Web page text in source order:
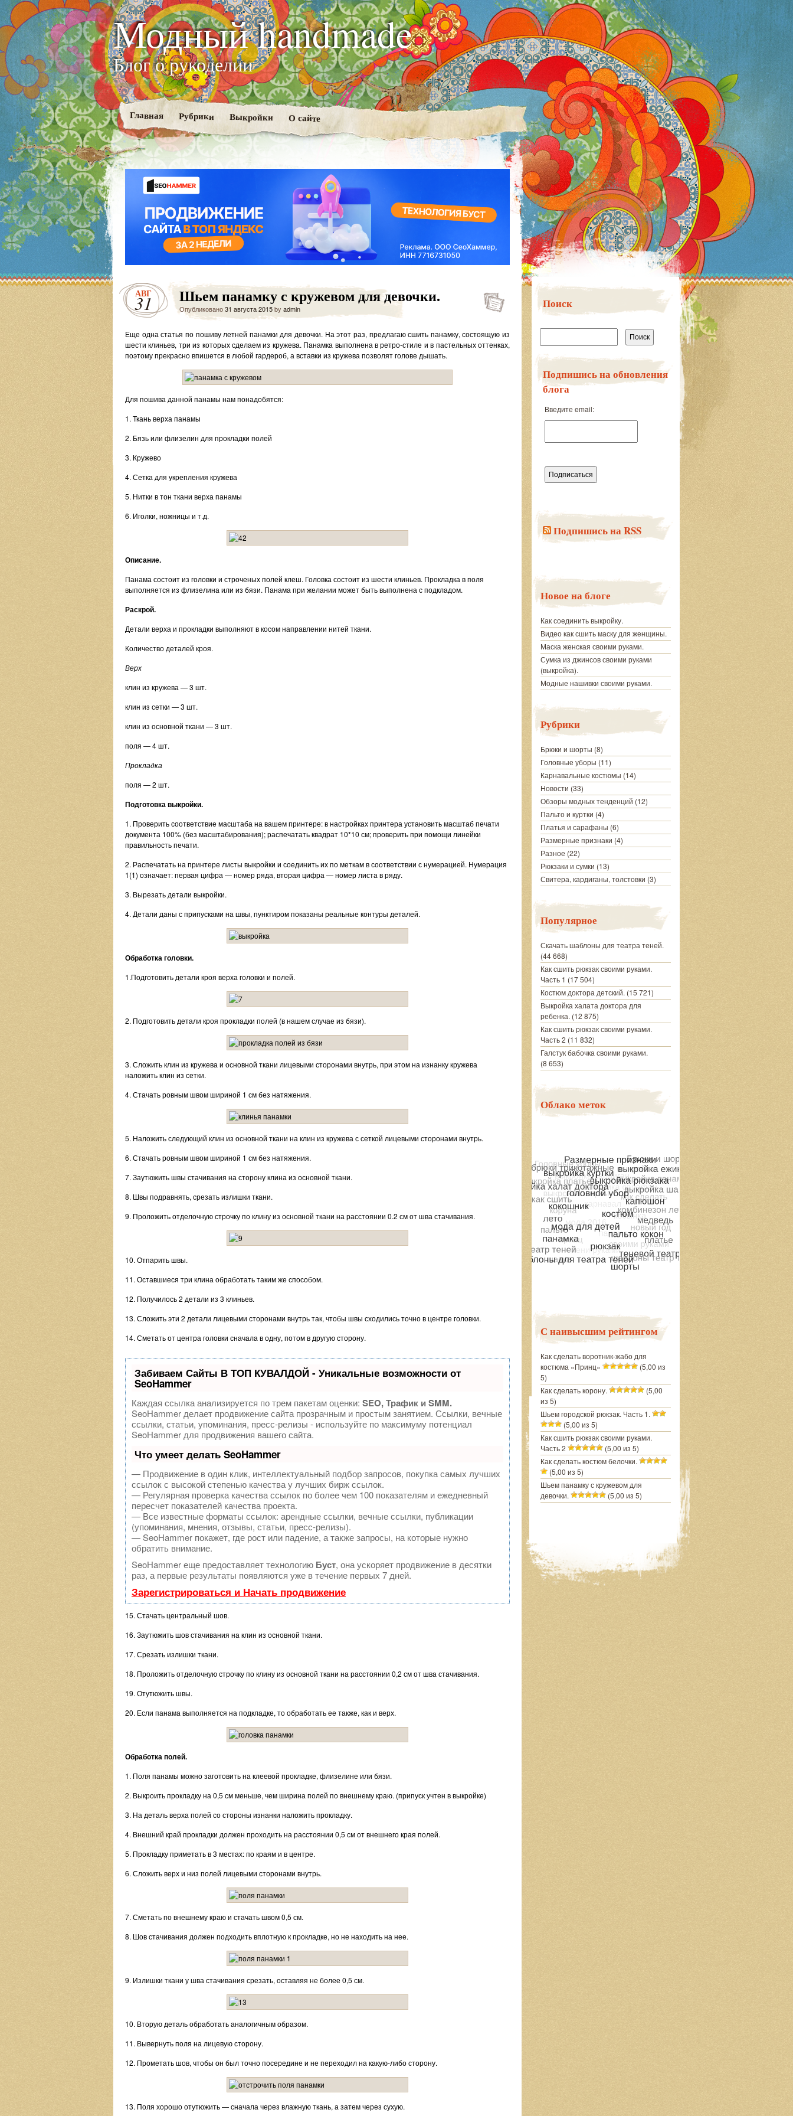
Модный handmade
Блог о рукоделии
Главная Рубрики Выкройки О сайте
АВГ
31 Шьем панамку с кружевом для девочки.
Опубликовано31 августа 2015by admin
Еще одна статья по пошиву летней панамки для девочки. На этот раз, предлагаю сшить панамку, состоящую из
шести клиньев, три из которых сделаем из кружева. Панамка выполнена в ретро-стиле и в пастельных оттенках,
поэтому прекрасно впишется в любой гардероб, а вставки из кружева позволят голове дышать.
Для пошива данной панамы нам понадобятся:
1. Ткань верха панамы
2. Бязь или флизелин для прокладки полей
3. Кружево
4. Сетка для укрепления кружева
5. Нитки в тон ткани верха панамы
6. Иголки, ножницы и т.д.
Описание.
Панама состоит из головки и строченых полей клеш. Головка состоит из шести клиньев. Прокладка в поля
выполняется из флизелина или из бязи. Панама при желании может быть выполнена с подкладом.
Раскрой.
Детали верха и прокладки выполняют в косом направлении нитей ткани.
Количество деталей кроя.
Верх
клин из кружева — 3 шт.
клин из сетки — 3 шт.
клин из основной ткани — 3 шт.
поля — 4 шт.
Прокладка
поля — 2 шт.
Подготовка выкройки.
1. Проверить соответствие масштаба на вашем принтере: в настройках принтера установить масштаб печати
документа 100% (без масштабирования); распечатать квадрат 10*10 см; проверить при помощи линейки
правильность печати.
2. Распечатать на принтере листы выкройки и соединить их по меткам в соответствии с нумерацией. Нумерация
1(1) означает: первая цифра — номер ряда, вторая цифра — номер листа в ряду.
3. Вырезать детали выкройки.
4. Детали даны с припусками на швы, пунктиром показаны реальные контуры деталей.
Обработка головки.
1.Подготовить детали кроя верха головки и полей.
2. Подготовить детали кроя прокладки полей (в нашем случае из бязи).
3. Сложить клин из кружева и основной ткани лицевыми сторонами внутрь, при этом на изнанку кружева
наложить клин из сетки.
4. Стачать ровным швом шириной 1 см без натяжения.
5. Наложить следующий клин из основной ткани на клин из кружева с сеткой лицевыми сторонами внутрь.
6. Стачать ровным швом шириной 1 см без натяжения.
7. Заутюжить швы стачивания на сторону клина из основной ткани.
8. Швы подравнять, срезать излишки ткани.
9. Проложить отделочную строчку по клину из основной ткани на расстоянии 0.2 см от шва стачивания.
10. Отпарить швы.
11. Оставшиеся три клина обработать таким же способом.
12. Получилось 2 детали из 3 клиньев.
13. Сложить эти 2 детали лицевыми сторонами внутрь так, чтобы швы сходились точно в центре головки.
14. Сметать от центра головки сначала в одну, потом в другую сторону.
Забиваем Сайты В ТОП КУВАЛДОЙ - Уникальные возможности от
SeoHammer
Каждая ссылка анализируется по трем пакетам оценки: SEO, Трафик и SMM.
SeoHammer делает продвижение сайта прозрачным и простым занятием. Ссылки, вечные
ссылки, статьи, упоминания, пресс-релизы - используйте по максимуму потенциал
SeoHammer для продвижения вашего сайта.
Что умеет делать SeoHammer
— Продвижение в один клик, интеллектуальный подбор запросов, покупка самых лучших
ссылок с высокой степенью качества у лучших бирж ссылок.
— Регулярная проверка качества ссылок по более чем 100 показателям и ежедневный
пересчет показателей качества проекта.
— Все известные форматы ссылок: арендные ссылки, вечные ссылки, публикации
(упоминания, мнения, отзывы, статьи, пресс-релизы).
— SeoHammer покажет, где рост или падение, а также запросы, на которые нужно
обратить внимание.
SeoHammer еще предоставляет технологию Буст, она ускоряет продвижение в десятки
раз, а первые результаты появляются уже в течение первых 7 дней.
Зарегистрироваться и Начать продвижение
15. Стачать центральный шов.
16. Заутюжить шов стачивания на клин из основной ткани.
17. Срезать излишки ткани.
18. Проложить отделочную строчку по клину из основной ткани на расстоянии 0,2 см от шва стачивания.
19. Отутюжить швы.
20. Если панама выполняется на подкладке, то обработать ее также, как и верх.
Обработка полей.
1. Поля панамы можно заготовить на клеевой прокладке, флизелине или бязи.
2. Выкроить прокладку на 0,5 см меньше, чем ширина полей по внешнему краю. (припуск учтен в выкройке)
3. На деталь верха полей со стороны изнанки наложить прокладку.
4. Внешний край прокладки должен проходить на расстоянии 0,5 см от внешнего края полей.
5. Прокладку приметать в 3 местах: по краям и в центре.
6. Сложить верх и низ полей лицевыми сторонами внутрь.
7. Сметать по внешнему краю и стачать швом 0,5 см.
8. Шов стачивания должен подходить вплотную к прокладке, но не находить на нее.
9. Излишки ткани у шва стачивания срезать, оставляя не более 0,5 см.
10. Вторую деталь обработать аналогичным образом.
11. Вывернуть поля на лицевую сторону.
12. Прометать шов, чтобы он был точно посередине и не переходил на какую-либо сторону.
13. Поля хорошо отутюжить — сначала через влажную ткань, а затем через сухую.
Поиск
Найти:
Подпишись на обновления
блога
Введите email:
Подпишись на RSS
Новое на блоге
Как соединить выкройку.
Видео как сшить маску для женщины.
Маска женская своими руками.
Сумка из джинсов своими руками
(выкройка).
Модные нашивки своими руками.
Рубрики
Брюки и шорты (8)
Головные уборы (11)
Карнавальные костюмы (14)
Новости (33)
Обзоры модных тенденций (12)
Пальто и куртки (4)
Платья и сарафаны (6)
Размерные признаки (4)
Разное (22)
Рюкзаки и сумки (13)
Свитера, кардиганы, толстовки (3)
Популярное
Скачать шаблоны для театра теней.
(44 668)
Как сшить рюкзак своими руками.
Часть 1 (17 504)
Костюм доктора детский. (15 721)
Выкройка халата доктора для
ребенка. (12 875)
Как сшить рюкзак своими руками.
Часть 2 (11 832)
Галстук бабочка своими руками.
(8 653)
Облако меток
С наивысшим рейтингом
Как сделать воротник-жабо для
костюма «Принц»
(5,00 из
5)
Как сделать корону.
(5,00
из 5)
Шьем городской рюкзак. Часть 1.
(5,00 из 5)
Как сшить рюкзак своими руками.
Часть 2
(5,00 из 5)
Как сделать костюм белочки.
(5,00 из 5)
Шьем панамку с кружевом для
девочки.
(5,00 из 5)